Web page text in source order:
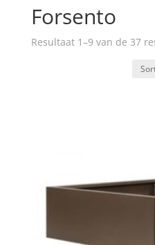
Forsento
Resultaat 1–9 van de 37